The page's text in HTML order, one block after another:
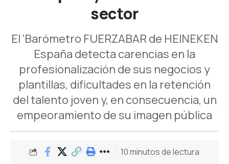
sector
El ‘Barómetro FUERZABAR de HEINEKEN
España detecta carencias en la
profesionalización de sus negocios y
plantillas, dificultades en la retención
del talento joven y, en consecuencia, un
empeoramiento de su imagen pública
10 minutos de lectura